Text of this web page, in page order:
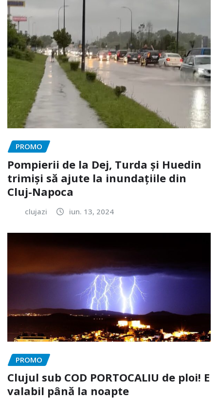
PROMO
Pompierii de la Dej, Turda și Huedin
trimiși să ajute la inundațiile din
Cluj-Napoca
clujazi iun. 13, 2024
PROMO
Clujul sub COD PORTOCALIU de ploi! E
valabil până la noapte